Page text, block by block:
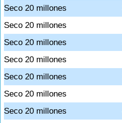
Seco 20 millones
Seco 20 millones
Seco 20 millones
Seco 20 millones
Seco 20 millones
Seco 20 millones
Seco 20 millones